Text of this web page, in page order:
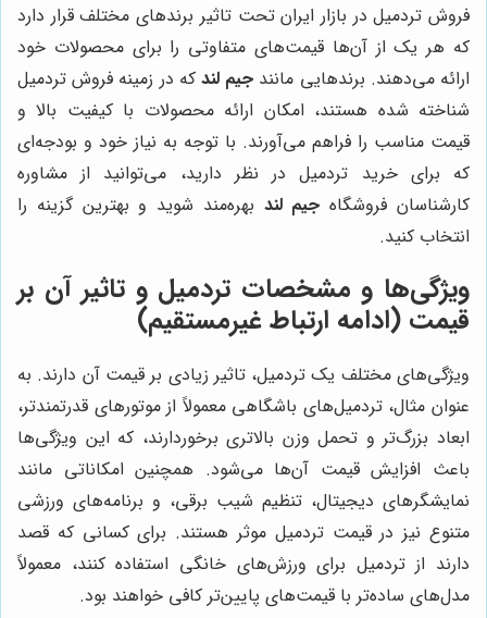
فروش تردمیل در بازار ایران تحت تاثیر برندهای مختلف قرار دارد
که هر یک از آن‌ها قیمت‌های متفاوتی را برای محصولات خود
ارائه می‌دهند. برندهایی مانند جیم لند که در زمینه فروش تردمیل
شناخته شده هستند، امکان ارائه محصولات با کیفیت بالا و
قیمت مناسب را فراهم می‌آورند. با توجه به نیاز خود و بودجه‌ای
که برای خرید تردمیل در نظر دارید، می‌توانید از مشاوره
کارشناسان فروشگاه جیم لند بهره‌مند شوید و بهترین گزینه را
انتخاب کنید.
ویژگی‌ها و مشخصات تردمیل و تاثیر آن بر
قیمت (ادامه ارتباط غیرمستقیم)
ویژگی‌های مختلف یک تردمیل، تاثیر زیادی بر قیمت آن دارند. به
عنوان مثال، تردمیل‌های باشگاهی معمولاً از موتورهای قدرتمندتر،
ابعاد بزرگ‌تر و تحمل وزن بالاتری برخوردارند، که این ویژگی‌ها
باعث افزایش قیمت آن‌ها می‌شود. همچنین امکاناتی مانند
نمایشگرهای دیجیتال، تنظیم شیب برقی، و برنامه‌های ورزشی
متنوع نیز در قیمت تردمیل موثر هستند. برای کسانی که قصد
دارند از تردمیل برای ورزش‌های خانگی استفاده کنند، معمولاً
مدل‌های ساده‌تر با قیمت‌های پایین‌تر کافی خواهند بود.